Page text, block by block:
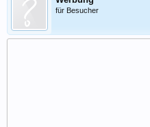
für Besucher